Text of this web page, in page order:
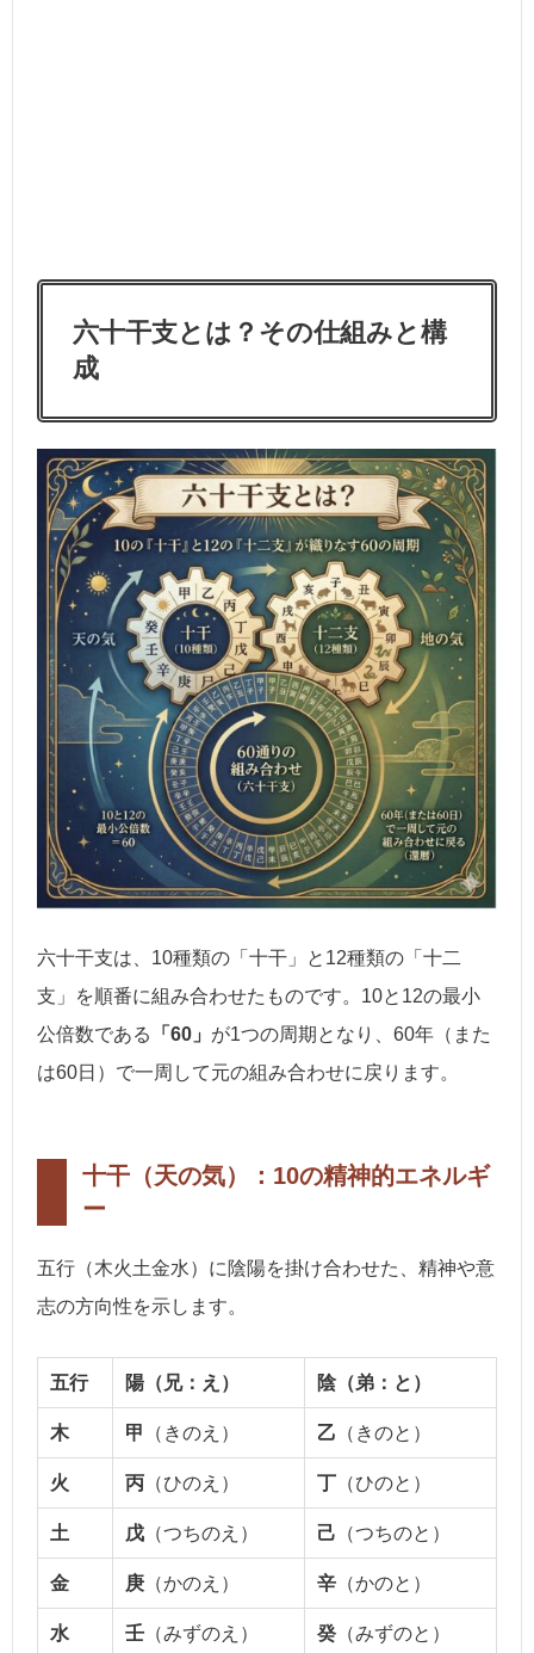
六十干支とは？その仕組みと構
成
六十干支は、10種類の「十干」と12種類の「十二
支」を順番に組み合わせたものです。10と12の最小
公倍数である
「60」 が1つの周期となり、60年（また
は60日）で一周して元の組み合わせに戻ります。
十干（天の気）：10の精神的エネルギ
ー
五行（木火土金水）に陰陽を掛け合わせた、精神や意
志の方向性を示します。
五行 陽（兄：え） 陰（弟：と）
木 甲 （きのえ） 乙 （きのと）
火 丙 （ひのえ） 丁 （ひのと）
土 戊 （つちのえ） 己 （つちのと）
金 庚 （かのえ） 辛 （かのと）
水 壬 （みずのえ） 癸 （みずのと）